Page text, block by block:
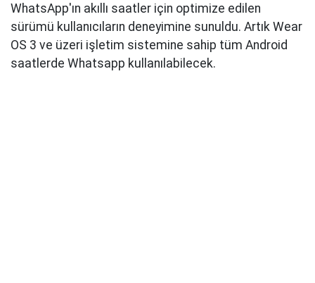
WhatsApp'ın akıllı saatler için optimize edilen
sürümü kullanıcıların deneyimine sunuldu. Artık Wear
OS 3 ve üzeri işletim sistemine sahip tüm Android
saatlerde Whatsapp kullanılabilecek.